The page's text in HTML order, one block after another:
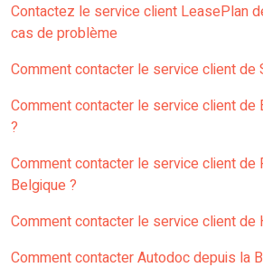
Contactez le service client LeasePlan
cas de problème
Comment contacter le service client de
Comment contacter le service client de
?
Comment contacter le service client de
Belgique ?
Comment contacter le service client de
Comment contacter Autodoc depuis la